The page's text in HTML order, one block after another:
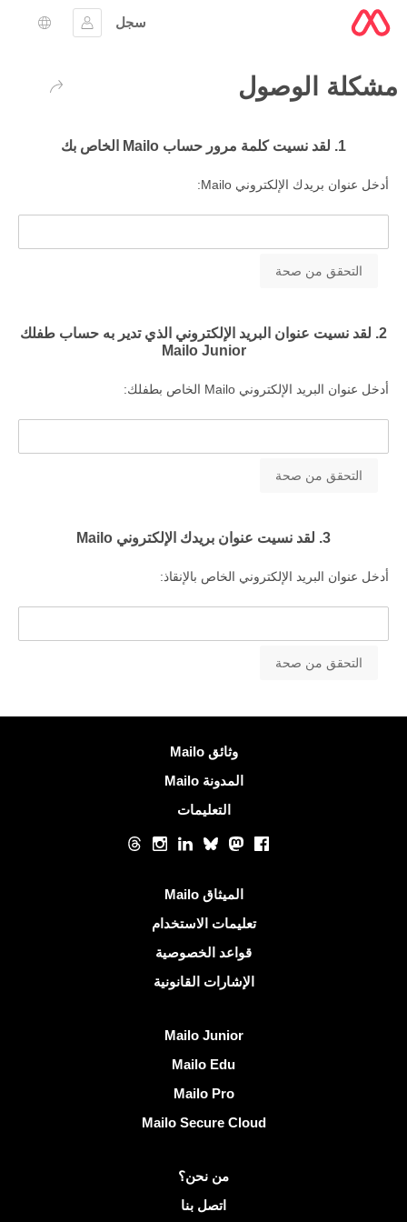
سجل
تسجيل الدخول
اختيار
مشكلة الوصول عودة
1. لقد نسيت كلمة مرور حساب Mailo الخاص بك
أدخل عنوان بريدك الإلكتروني Mailo:
2. لقد نسيت عنوان البريد الإلكتروني الذي تدير به حساب طفلك
Mailo Junior
أدخل عنوان البريد الإلكتروني Mailo الخاص بطفلك:
3. لقد نسيت عنوان بريدك الإلكتروني Mailo
أدخل عنوان البريد الإلكتروني الخاص بالإنقاذ:
وثائق Mailo
المدونة Mailo
التعليمات
Facebook
Mastodon
Bluesky
LinkedIn
Instagram
Threads
الميثاق Mailo
تعليمات الاستخدام
قواعد الخصوصية
الإشارات القانونية
Mailo Junior
Mailo Edu
Mailo Pro
Mailo Secure Cloud
من نحن؟
اتصل بنا